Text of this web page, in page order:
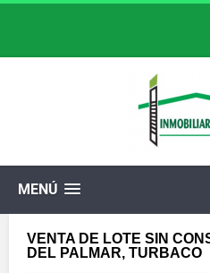
MENÚ
VENTA DE LOTE SIN
DEL PALMAR, TURBACO